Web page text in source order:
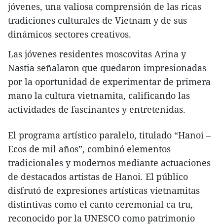
jóvenes, una valiosa comprensión de las ricas
tradiciones culturales de Vietnam y de sus
dinámicos sectores creativos.
Las jóvenes residentes moscovitas Arina y
Nastia señalaron que quedaron impresionadas
por la oportunidad de experimentar de primera
mano la cultura vietnamita, calificando las
actividades de fascinantes y entretenidas.
El programa artístico paralelo, titulado “Hanoi –
Ecos de mil años”, combinó elementos
tradicionales y modernos mediante actuaciones
de destacados artistas de Hanoi. El público
disfrutó de expresiones artísticas vietnamitas
distintivas como el canto ceremonial ca tru,
reconocido por la UNESCO como patrimonio